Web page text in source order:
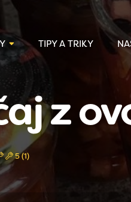
TIPY A TRIKY
z
5 (1)